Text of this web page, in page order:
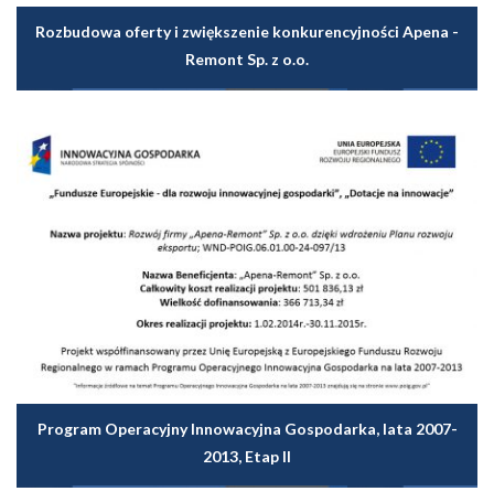
Rozbudowa oferty i zwiększenie konkurencyjności Apena -
Remont Sp. z o.o.
Program Operacyjny Innowacyjna Gospodarka, lata 2007-
2013, Etap II